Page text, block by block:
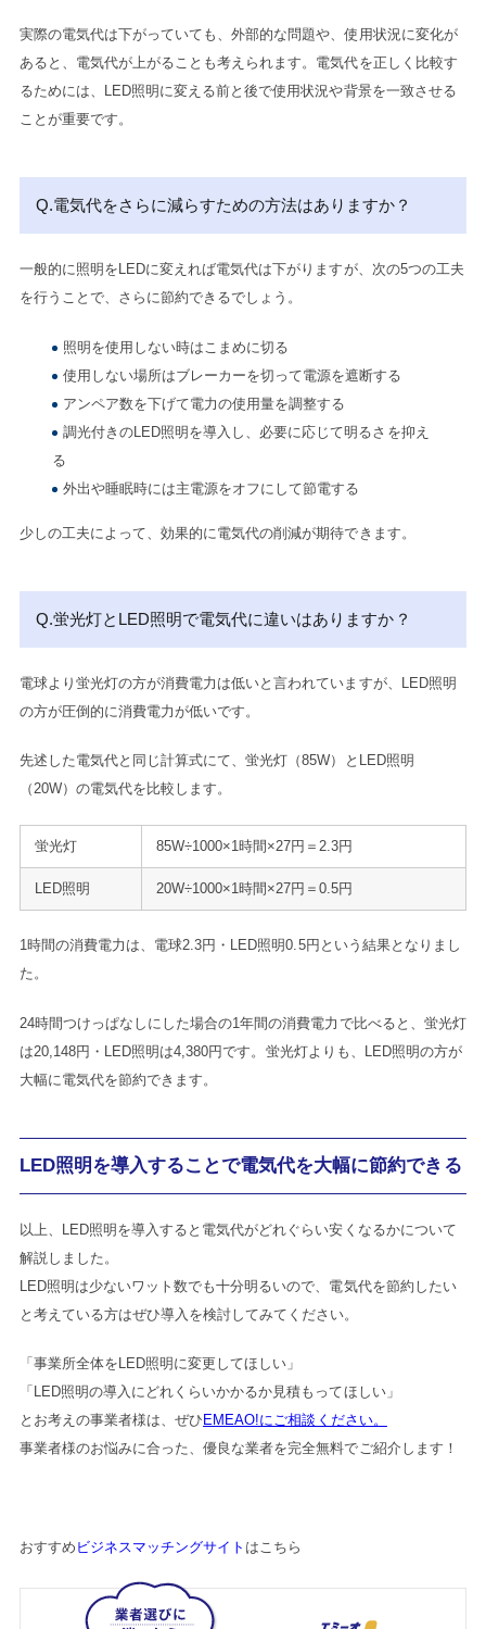
実際の電気代は下がっていても、外部的な問題や、使用状況に変化が
あると、電気代が上がることも考えられます。電気代を正しく比較す
るためには、LED照明に変える前と後で使用状況や背景を一致させる
ことが重要です。
Q.電気代をさらに減らすための方法はありますか？
一般的に照明をLEDに変えれば電気代は下がりますが、次の5つの工夫
を行うことで、さらに節約できるでしょう。
照明を使用しない時はこまめに切る
使用しない場所はブレーカーを切って電源を遮断する
アンペア数を下げて電力の使用量を調整する
調光付きのLED照明を導入し、必要に応じて明るさを抑え
る
外出や睡眠時には主電源をオフにして節電する
少しの工夫によって、効果的に電気代の削減が期待できます。
Q.蛍光灯とLED照明で電気代に違いはありますか？
電球より蛍光灯の方が消費電力は低いと言われていますが、LED照明
の方が圧倒的に消費電力が低いです。
先述した電気代と同じ計算式にて、蛍光灯（85W）とLED照明
（20W）の電気代を比較します。
蛍光灯 85W÷1000×1時間×27円＝2.3円
LED照明 20W÷1000×1時間×27円＝0.5円
1時間の消費電力は、電球2.3円・LED照明0.5円という結果となりまし
た。
24時間つけっぱなしにした場合の1年間の消費電力で比べると、蛍光灯
は20,148円・LED照明は4,380円です。 蛍光灯よりも、LED照明の方が
大幅に電気代を節約できます。
LED照明を導入することで電気代を大幅に節約できる
以上、LED照明を導入すると電気代がどれぐらい安くなるかについて
解説しました。
LED照明は少ないワット数でも十分明るいので、電気代を節約したい
と考えている方はぜひ導入を検討してみてください。
「事業所全体をLED照明に変更してほしい」
「LED照明の導入にどれくらいかかるか見積もってほしい」
とお考えの事業者様は、ぜひ EMEAO!にご相談ください。
事業者様のお悩みに合った、優良な業者を完全無料でご紹介します！
おすすめ ビジネスマッチングサイト はこちら